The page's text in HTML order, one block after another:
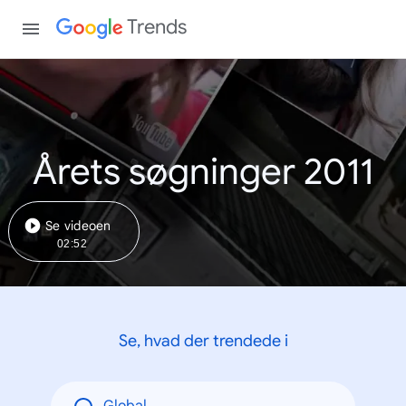
Trends
Årets søgninger 2011
Se videoen
02:52
Se, hvad der trendede i